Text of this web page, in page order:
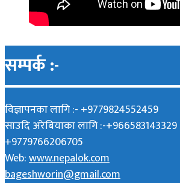
सम्पर्क :-
विज्ञापनका लागि :- +9779824552459
साउदि अरेबियाका लागि :-+966583143329
+9779766206705
Web:www.nepalok.com
bageshworin@gmail.com